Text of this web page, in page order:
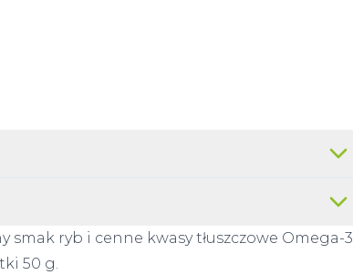
ryb i cenne kwasy tłuszczowe Omega-3
50 g.